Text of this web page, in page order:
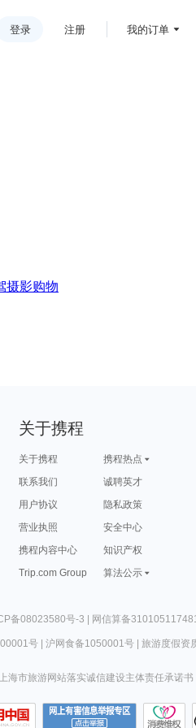
登录 注册 我的订单
摄影购物
关于携程
关于携程
携程热点
联系我们
诚聘英才
用户协议
隐私政策
营业执照
安全中心
携程内容中心
知识产权
Trip.com Group
算法公示
备08023580号-3 | 网信算备
号| 沪网食备1050001号| 旅游度假资
上海市旅游网站落实诚信建设主体责任承诺书